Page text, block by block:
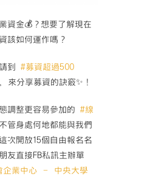
資金💰？想要了解現在
該如何運作嗎？
到 #募資超過500
，來分享募資的訣竅✨ ！
調整更容易參加的 #線
管身處何地都能與我們
次開放15個自由報名名
友直接FB私訊主辦單
企業中心 – 中央大學